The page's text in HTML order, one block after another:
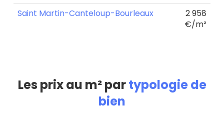
Saint Martin-Canteloup-Bourleaux
2 958
€/m²
Les prix au m² partypologie de
bien